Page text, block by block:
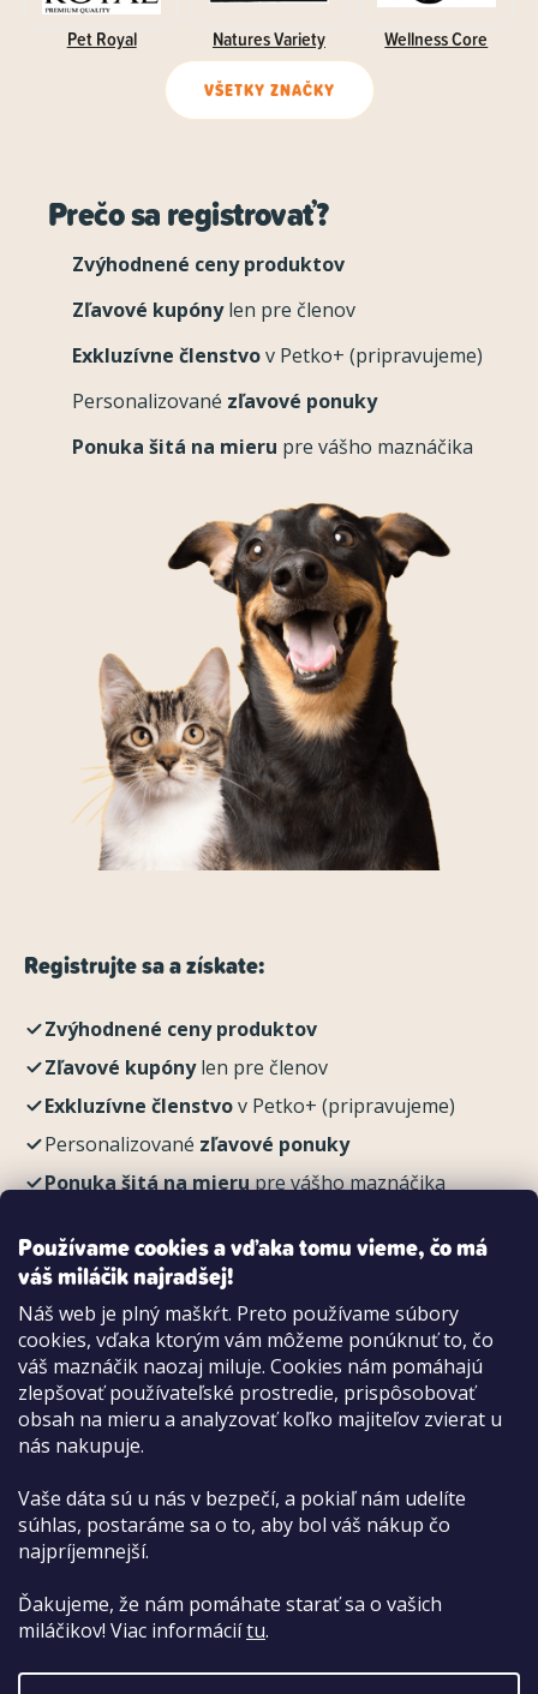
Používame cookies a vďaka tomu vieme, čo má
váš miláčik najradšej!
Náš web je plný maškŕt. Preto používame súbory
cookies, vďaka ktorým vám môžeme ponúknuť to, čo
váš maznáčik naozaj miluje. Cookies nám pomáhajú
zlepšovať používateľské prostredie, prispôsobovať
obsah na mieru a analyzovať koľko majiteľov zvierat u
nás nakupuje.
Vaše dáta sú u nás v bezpečí, a pokiaľ nám udelíte
súhlas, postaráme sa o to, aby bol váš nákup čo
najpríjemnejší.
Ďakujeme, že nám pomáhate starať sa o vašich
miláčikov! Viac informáciítu.
Pet Royal Natures Variety Wellness Core
VŠETKY ZNAČKY
Prečo sa registrovať?
Zvýhodnené ceny produktov
Zľavové kupónylen pre členov
Exkluzívne členstvov Petko+ (pripravujeme)
Personalizované zľavové ponuky
Ponuka šitá na mieru pre vášho maznáčika
Registrujte sa a získate:
Zvýhodnené ceny produktov
Zľavové kupónylen pre členov
Exkluzívne členstvov Petko+ (pripravujeme)
Personalizované zľavové ponuky
Ponuka šitá na mierupre vášho maznáčika
Možnosti platby:
Dobierkou
Hotovo aj kartou na pobočke